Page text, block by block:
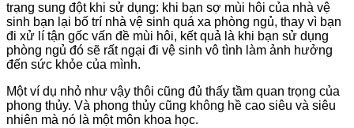
trạng sung đột khi sử dụng: khi bạn sợ mùi hôi của nhà vệ
sinh bạn lại bố trí nhà vệ sinh quá xa phòng ngủ, thay vì bạn
đi xử lí tận gốc vấn đề mùi hôi, kết quả là khi bạn sử dụng
phòng ngủ đó sẽ rất ngại đi vệ sinh vô tình làm ảnh hưởng
đến sức khỏe của mình.
Một ví dụ nhỏ như vậy thôi cũng đủ thấy tầm quan trọng của
phong thủy. Và phong thủy cũng không hề cao siêu và siêu
nhiên mà nó là một môn khoa học.